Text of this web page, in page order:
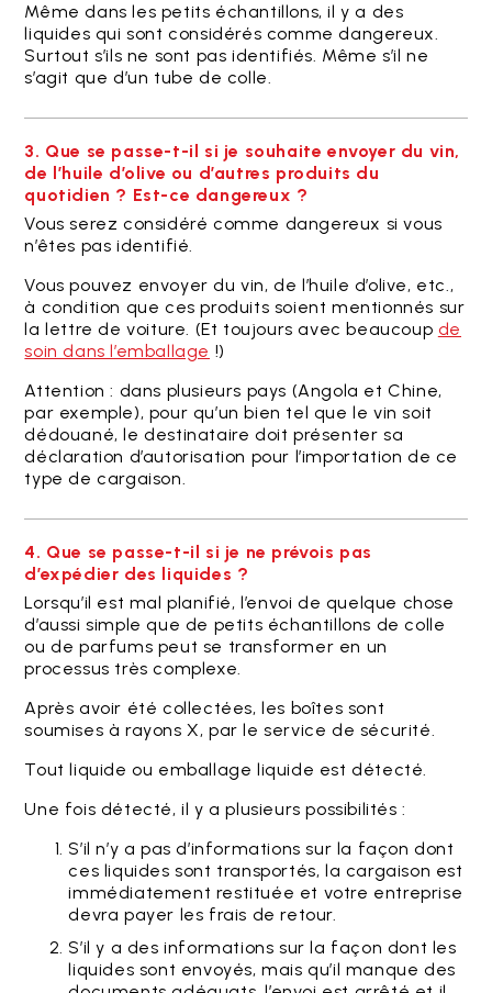
Même dans les petits échantillons, il y a des
liquides qui sont considérés comme dangereux.
Surtout s’ils ne sont pas identifiés. Même s’il ne
s’agit que d’un tube de colle.
3. Que se passe-t-il si je souhaite envoyer du vin,
de l’huile d’olive ou d’autres produits du
quotidien ? Est-ce dangereux ?
Vous serez considéré comme dangereux si vous
n’êtes pas identifié.
Vous pouvez envoyer du vin, de l’huile d’olive, etc.,
à condition que ces produits soient mentionnés sur
la lettre de voiture. (Et toujours avec beaucoup de
soin dans l’emballage !)
Attention : dans plusieurs pays (Angola et Chine,
par exemple), pour qu’un bien tel que le vin soit
dédouané, le destinataire doit présenter sa
déclaration d’autorisation pour l’importation de ce
type de cargaison.
4. Que se passe-t-il si je ne prévois pas
d’expédier des liquides ?
Lorsqu’il est mal planifié, l’envoi de quelque chose
d’aussi simple que de petits échantillons de colle
ou de parfums peut se transformer en un
processus très complexe.
Après avoir été collectées, les boîtes sont
soumises à rayons X, par le service de sécurité.
Tout liquide ou emballage liquide est détecté.
Une fois détecté, il y a plusieurs possibilités :
S’il n’y a pas d’informations sur la façon dont
ces liquides sont transportés, la cargaison est
immédiatement restituée et votre entreprise
devra payer les frais de retour.
S’il y a des informations sur la façon dont les
liquides sont envoyés, mais qu’il manque des